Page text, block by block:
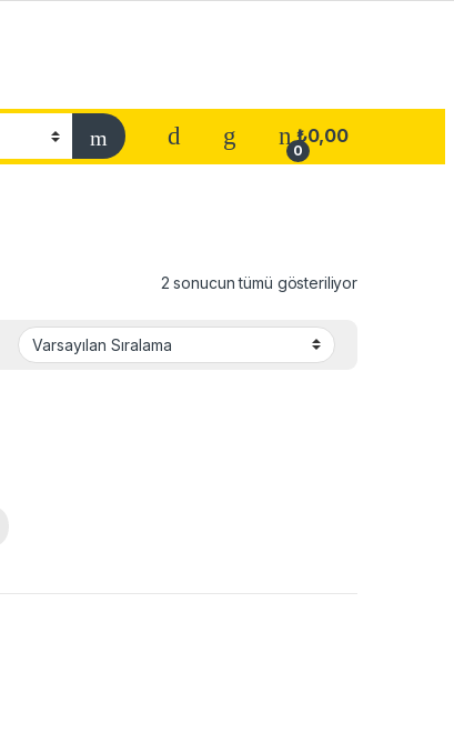
0
₺0,00
2 sonucun tümü gösteriliyor